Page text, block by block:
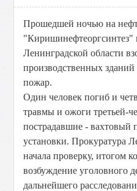
Прошедшей ночью на
"Киришинефтеоргсинтез"
Ленинградской области
производственных
пожар.
Один человек погиб и
травмы и ожоги третьей-
пострадавшие - вахтовый
установки. Прокуратура
начала проверку, итогом
возбуждение уголовного
дальнейшего